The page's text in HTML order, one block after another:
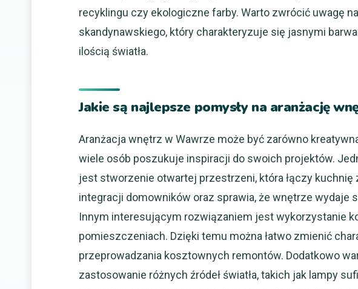
recyklingu czy ekologiczne farby. Warto zwrócić uwagę
skandynawskiego, który charakteryzuje się jasnymi
ilością światła.
Jakie są najlepsze pomysły na aranżację
Aranżacja wnętrz w Wawrze może być zarówno
wiele osób poszukuje inspiracji do swoich projektów.
jest stworzenie otwartej przestrzeni, która łączy kuchnię
integracji domowników oraz sprawia, że wnętrze wydaje
Innym interesującym rozwiązaniem jest wykorzystanie
pomieszczeniach. Dzięki temu można łatwo zmienić
przeprowadzania kosztownych remontów. Dodatkowo
zastosowanie różnych źródeł światła, takich jak lampy